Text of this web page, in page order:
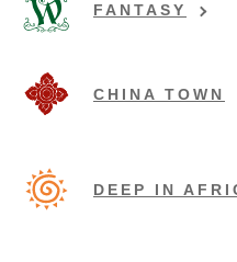
FANTASY
CHINA TOWN
DEEP IN